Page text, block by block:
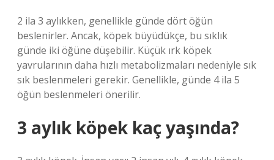
2 ila 3 aylıkken, genellikle günde dört öğün
beslenirler. Ancak, köpek büyüdükçe, bu sıklık
günde iki öğüne düşebilir. Küçük ırk köpek
yavrularının daha hızlı metabolizmaları nedeniyle sık
sık beslenmeleri gerekir. Genellikle, günde 4 ila 5
öğün beslenmeleri önerilir.
3 aylık köpek kaç yaşında?